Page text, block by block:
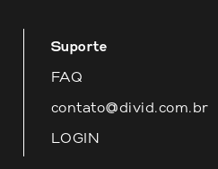
Suporte
FAQ
contato@divid.com.br
LOGIN